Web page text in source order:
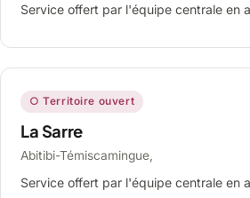
Service offert par l'équipe centrale en
○ Territoire ouvert
La Sarre
Abitibi-Témiscamingue,
Service offert par l'équipe centrale en